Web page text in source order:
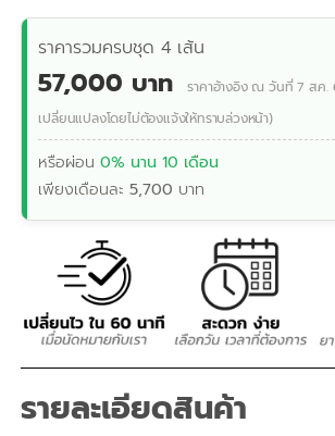
ราคารวมครบชุด 4 เส้น
57,000 บาท
ราคาอ้างอิง ณ วันที่ 7 ส.ค.
เปลี่ยนแปลงโดยไม่ต้องแจ้งให้ทราบล่วงหน้า)
หรือผ่อน0% นาน 10 เดือน
เพียงเดือนละ5,700 บาท
รายละเอียดสินค้า